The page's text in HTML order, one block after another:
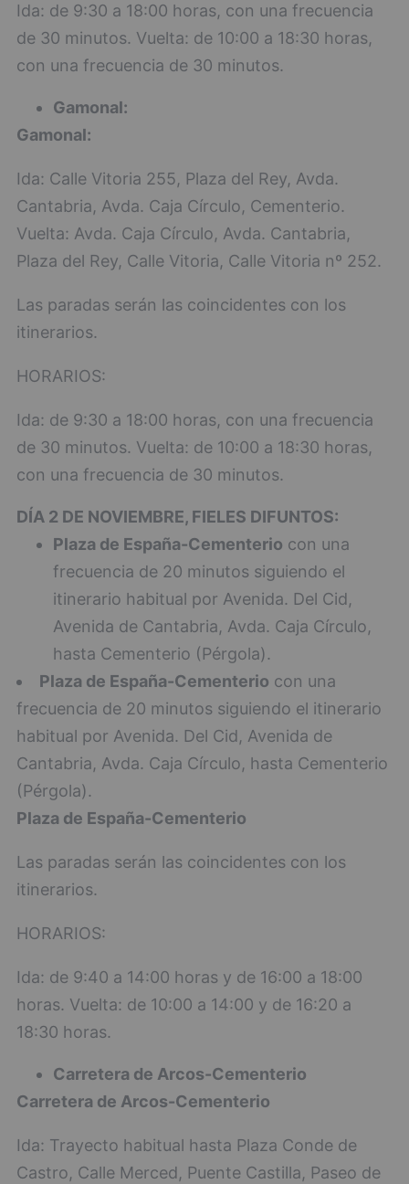
Ida: de 9:30 a 18:00 horas, con una frecuencia
de 30 minutos. Vuelta: de 10:00 a 18:30 horas,
con una frecuencia de 30 minutos.
Gamonal:
Gamonal:
Ida: Calle Vitoria 255, Plaza del Rey, Avda.
Cantabria, Avda. Caja Círculo, Cementerio.
Vuelta: Avda. Caja Círculo, Avda. Cantabria,
Plaza del Rey, Calle Vitoria, Calle Vitoria nº 252.
Las paradas serán las coincidentes con los
itinerarios.
HORARIOS:
Ida: de 9:30 a 18:00 horas, con una frecuencia
de 30 minutos. Vuelta: de 10:00 a 18:30 horas,
con una frecuencia de 30 minutos.
DÍA 2 DE NOVIEMBRE, FIELES DIFUNTOS:
Plaza de España-Cementerio con una
frecuencia de 20 minutos siguiendo el
itinerario habitual por Avenida. Del Cid,
Avenida de Cantabria, Avda. Caja Círculo,
hasta Cementerio (Pérgola).
Plaza de España-Cementerio con una
frecuencia de 20 minutos siguiendo el itinerario
habitual por Avenida. Del Cid, Avenida de
Cantabria, Avda. Caja Círculo, hasta Cementerio
(Pérgola).
Plaza de España-Cementerio
Las paradas serán las coincidentes con los
itinerarios.
HORARIOS:
Ida: de 9:40 a 14:00 horas y de 16:00 a 18:00
horas. Vuelta: de 10:00 a 14:00 y de 16:20 a
18:30 horas.
Carretera de Arcos-Cementerio
Carretera de Arcos-Cementerio
Ida: Trayecto habitual hasta Plaza Conde de
Castro, Calle Merced, Puente Castilla, Paseo de